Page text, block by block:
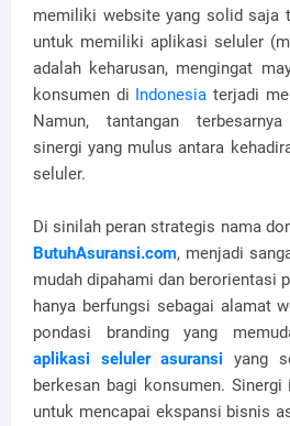
memiliki website yang solid saja
untuk memiliki aplikasi seluler
adalah keharusan, mengingat
konsumen di Indonesia terjadi
Namun, tantangan
sinergi yang mulus antara
seluler.
Di sinilah peran strategis nama
ButuhAsuransi.com, menjadi
mudah dipahami dan berorientasi
hanya berfungsi sebagai alamat
pondasi branding yang
aplikasi seluler asuransi yang
berkesan bagi konsumen.
untuk mencapai ekspansi bisnis